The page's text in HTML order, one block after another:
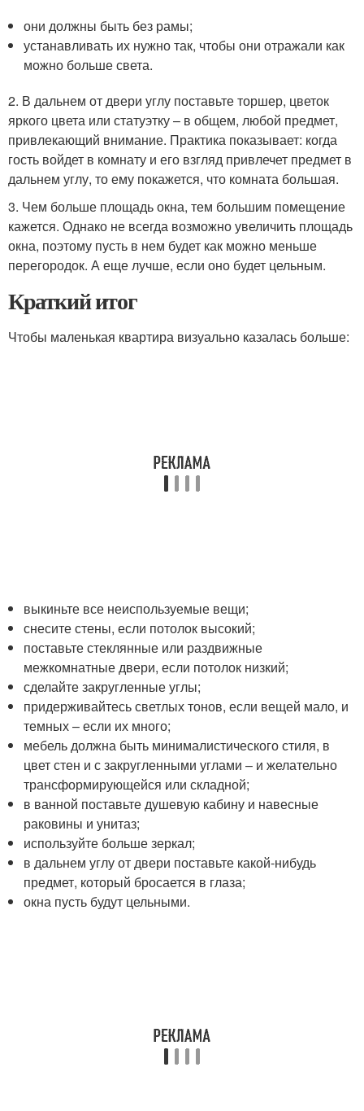
они должны быть без рамы;
устанавливать их нужно так, чтобы они отражали как
можно больше света.
2. В дальнем от двери углу поставьте торшер, цветок
яркого цвета или статуэтку – в общем, любой предмет,
привлекающий внимание. Практика показывает: когда
гость войдет в комнату и его взгляд привлечет предмет в
дальнем углу, то ему покажется, что комната большая.
3. Чем больше площадь окна, тем большим помещение
кажется. Однако не всегда возможно увеличить площадь
окна, поэтому пусть в нем будет как можно меньше
перегородок. А еще лучше, если оно будет цельным.
Краткий итог
Чтобы маленькая квартира визуально казалась больше:
выкиньте все неиспользуемые вещи;
снесите стены, если потолок высокий;
поставьте стеклянные или раздвижные
межкомнатные двери, если потолок низкий;
сделайте закругленные углы;
придерживайтесь светлых тонов, если вещей мало, и
темных – если их много;
мебель должна быть минималистического стиля, в
цвет стен и с закругленными углами – и желательно
трансформирующейся или складной;
в ванной поставьте душевую кабину и навесные
раковины и унитаз;
используйте больше зеркал;
в дальнем углу от двери поставьте какой-нибудь
предмет, который бросается в глаза;
окна пусть будут цельными.